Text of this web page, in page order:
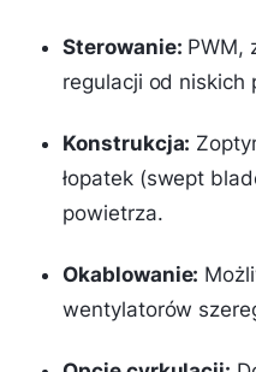
Sterowanie: PWM,
regulacji od niskich
Konstrukcja:
łopatek (swept
powietrza.
Okablowanie:
wentylatorów